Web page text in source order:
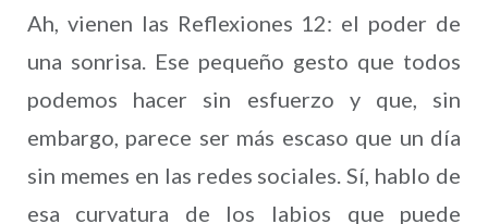
Ah, vienen las Reflexiones 12: el poder de
una sonrisa. Ese pequeño gesto que todos
podemos hacer sin esfuerzo y que, sin
embargo, parece ser más escaso que un día
sin memes en las redes sociales. Sí, hablo de
esa curvatura de los labios que puede